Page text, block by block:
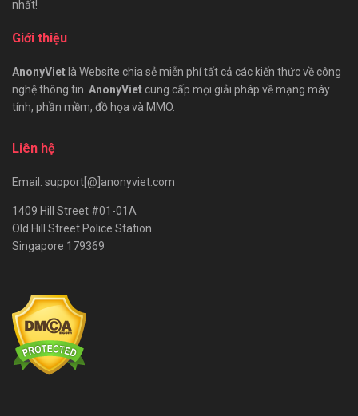
nhất!
Giới thiệu
AnonyVietlà Website chia sẻ miễn phí tất cả các kiến thức về công
nghệ thông tin. AnonyViet cung cấp mọi giải pháp về mạng máy
tính, phần mềm, đồ họa và MMO.
Liên hệ
Email: support[@]anonyviet.com
1409 Hill Street #01-01A
Old Hill Street Police Station
Singapore 179369